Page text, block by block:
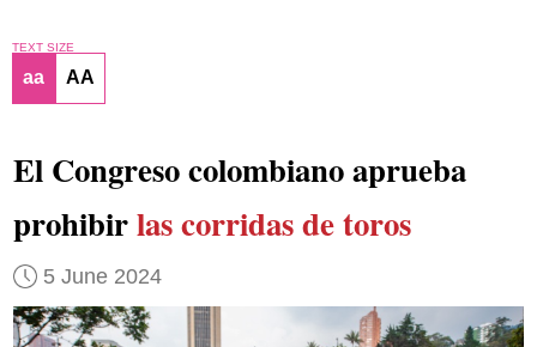
TEXT SIZE
aa AA
El Congreso colombiano aprueba
prohibirlas corridas de toros
5 June 2024